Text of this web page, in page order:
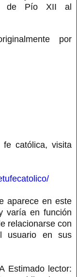
de Pío XII al
por
católica, visita
aparece en este
varía en función
relacionarse con
usuario en sus
Estimado lector: